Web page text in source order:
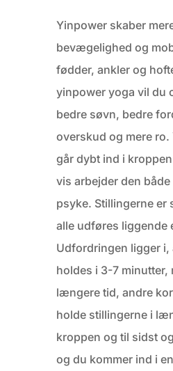
Yinpower skaber
bevægelighed og
fødder, ankler og
yinpower yoga vil du
bedre søvn, bedre
overskud og mere
går dybt ind i
vis arbejder den
psyke. Stillingerne er
alle udføres liggende
Udfordringen ligger i,
holdes i 3-7 minutter,
længere tid, andre
holde stillingerne i
kroppen og til sidst
og du kommer ind i